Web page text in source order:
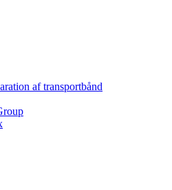
af transportbånd